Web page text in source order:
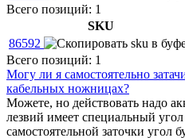
Всего позиций: 1
SKU
86592
Всего позиций: 1
Могу ли я самостоятельно
кабельных ножницах?
Можете, но действовать надо
лезвий имеет специальный
самостоятельной заточки угол